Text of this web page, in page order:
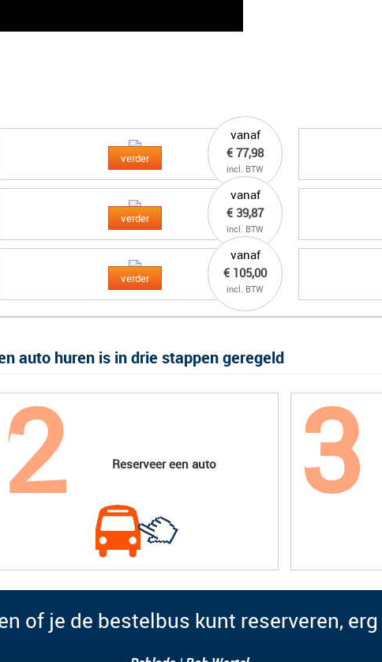
vanaf
€ 77,98
incl. BTW
verder
vanaf
€ 39,87
incl. BTW
verder
vanaf
€ 105,00
incl. BTW
verder
auto huren is in drie stappen geregeld
Reserveer een auto
of je de bestelbus kunt reserveren,